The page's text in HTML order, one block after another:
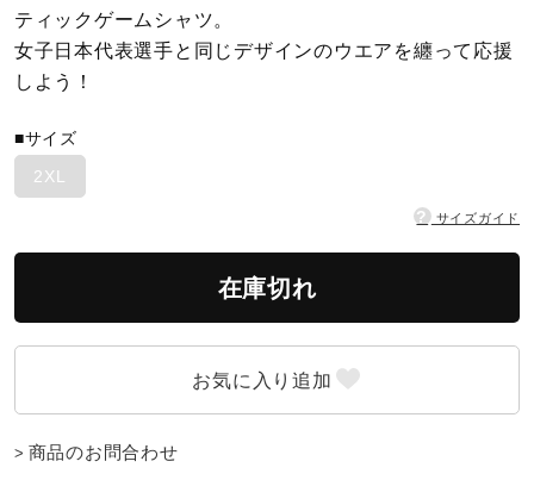
卓球
ウィンタースポーツ
ウォーキングシューズ
ティックゲームシャツ。
女子日本代表選手と同じデザインのウエアを纏って応援
しよう！
■サイズ
2XL
? サイズガイド
在庫切れ
商品のお問合わせ